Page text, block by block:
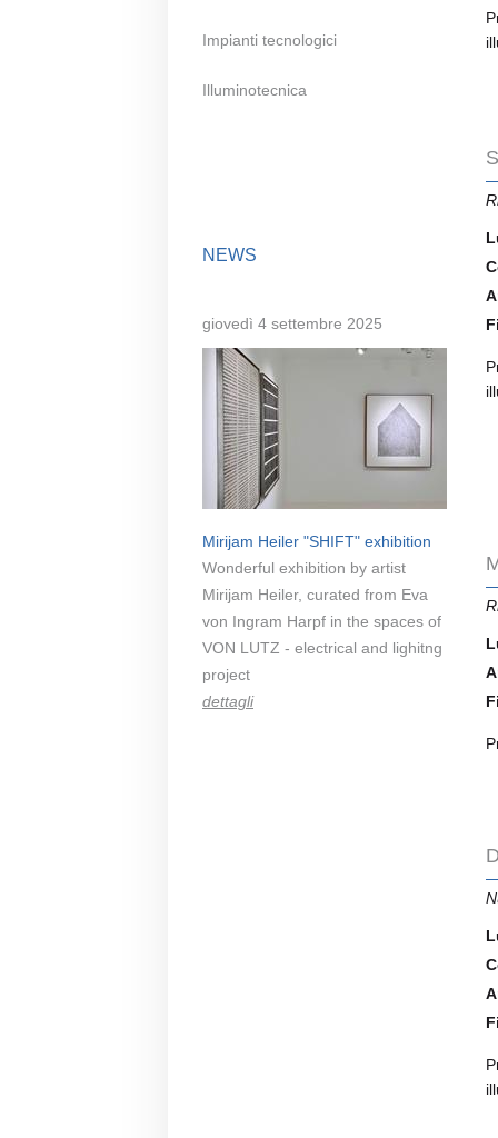
Impianti tecnologici
Illuminotecnica
NEWS
giovedì 4 settembre 2025
Mirijam Heiler "SHIFT" exhibition
Wonderful exhibition by artist
Mirijam Heiler, curated from Eva
von Ingram Harpf in the spaces of
VON LUTZ - electrical and lighitng
project
dettagli